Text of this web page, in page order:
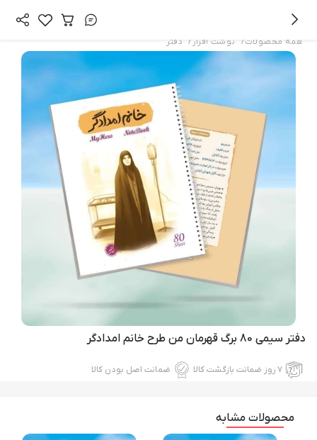
همه محصولات/ نوشت افزار / دفتر
دفتر سیمی 80 برگ قهرمان من طرح خانم امدادگر
۷ روز ضمانت بازگشت کالا ضمانت اصل بودن کالا
محصولات مشابه